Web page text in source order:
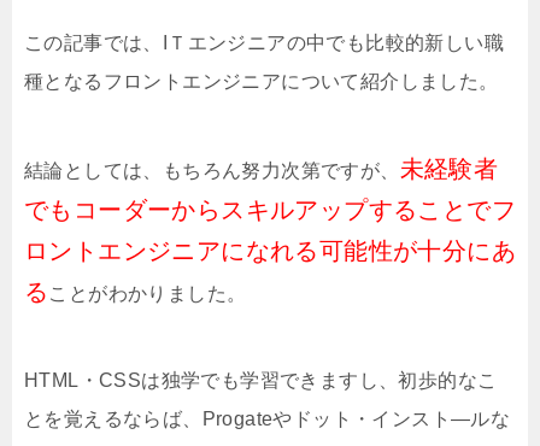
この記事では、IＴエンジニアの中でも比較的新しい職
種となるフロントエンジニアについて紹介しました。
結論としては、もちろん努力次第ですが、 未経験者
でもコーダーからスキルアップすることでフ
ロントエンジニアになれる可能性が十分にあ
る ことがわかりました。
HTML・CSSは独学でも学習できますし、初歩的なこ
とを覚えるならば、Progateやドット・インスト―ルな